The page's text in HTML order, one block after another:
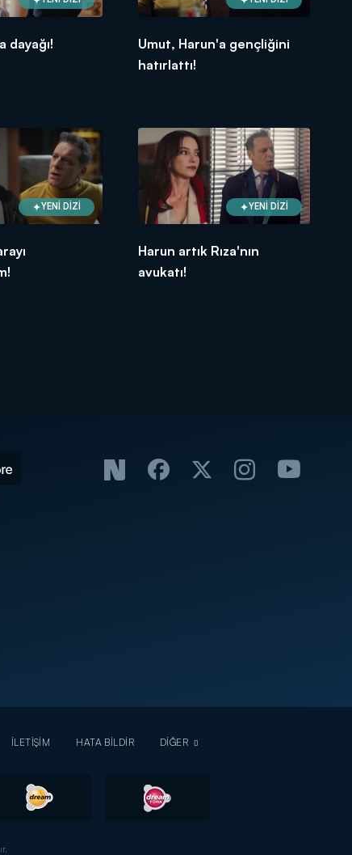
dayağı!
Umut, Harun'a gençliğini
hatırlattı!
YENİ DİZİ YENİ DİZİ
Harun artık Rıza'nın
avukatı!
İLETİŞİM HATA BİLDİR DİĞER